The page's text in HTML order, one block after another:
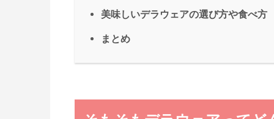
美味しいデラウェアの選び方や食べ方
まとめ